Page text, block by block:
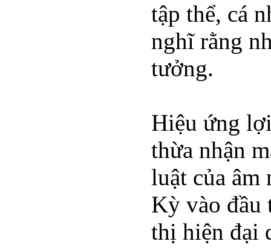
tập thể, cá
nghĩ rằng
tưởng.
Hiệu ứng
thừa nhận
luật của âm
Kỳ vào đầu
thị hiện đại